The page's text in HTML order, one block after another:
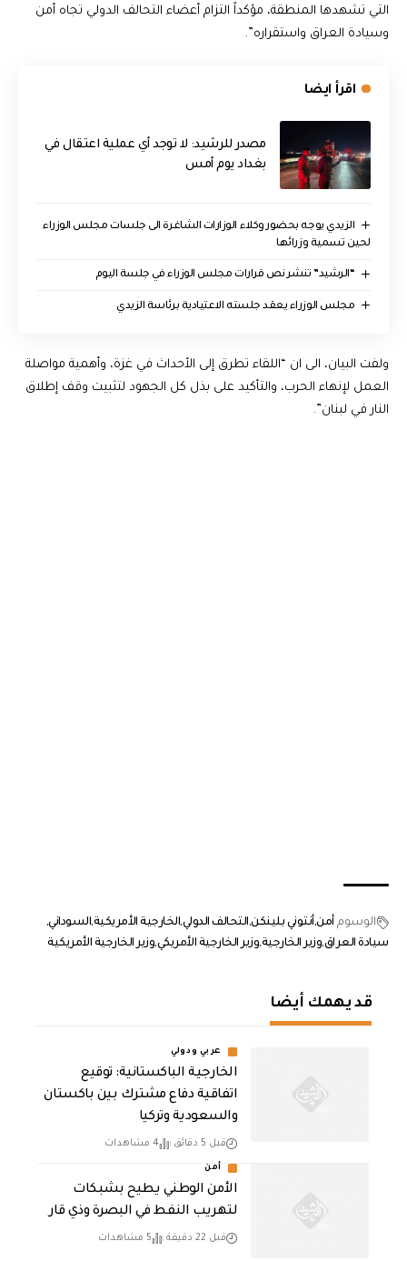
التي تشهدها المنطقة، مؤكداً التزام أعضاء التحالف الدولي تجاه أمن
وسيادة العراق واستقراره”.
اقرأ ايضا
مصدر للرشيد: لا توجد أي عملية اعتقال في
بغداد يوم أمس
الزيدي يوجه بحضور وكلاء الوزارات الشاغرة الى جلسات مجلس الوزراء
لحين تسمية وزرائها
“الرشيد” تنشر نص قرارات مجلس الوزراء في جلسة اليوم
مجلس الوزراء يعقد جلسته الاعتيادية برئاسة الزيدي
ولفت البيان، الى ان “اللقاء تطرق إلى الأحداث في غزة، وأهمية مواصلة
العمل لإنهاء الحرب، والتأكيد على بذل كل الجهود لتثبيت وقف إطلاق
النار في لبنان”.
الوسوم أمن أنتوني بلينكن التحالف الدوليالخارجية الأمريكيةالسوداني
سيادة العراقوزير الخارجيةوزير الخارجية الأمريكيوزير الخارجية الأمريكية
قد يهمك أيضا
عربي ودولي
الخارجية الباكستانية: توقيع
اتفاقية دفاع مشترك بين باكستان
والسعودية وتركيا
قبل 5 دقائق 4 مشاهدات
أمن
الأمن الوطني يطيح بشبكات
لتهريب النفط في البصرة وذي قار
قبل 22 دقيقة 5 مشاهدات